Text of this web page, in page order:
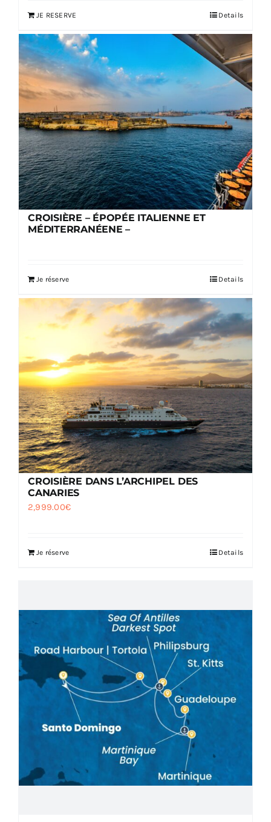
JE RESERVE Details
CROISIÈRE – ÉPOPÉE ITALIENNE ET
MÉDITERRANÉENE –
Je réserve Details
CROISIÈRE DANS L’ARCHIPEL DES
CANARIES
2,999.00€
Je réserve Details